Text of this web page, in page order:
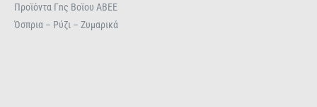
Προϊόντα Γnς Βοϊου ΑΒΕΕ
Όσπρια – Ρύζι – Ζυμαρικά